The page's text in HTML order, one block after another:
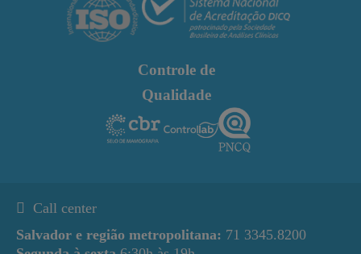
Controle de
Qualidade
Call center
Salvador e região metropolitana: 71 3345.8200